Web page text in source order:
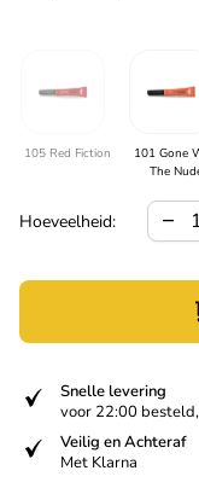
105 Red Fiction
101 Gone
The
Hoeveelheid: remove
verified
Snelle levering
voor 22:00
verified
Veilig en Achteraf
Met Klarna